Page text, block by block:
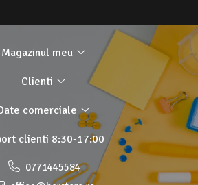
Magazinul meu
Clienti
comerciale
clienti 8:30-17:00
0771445584